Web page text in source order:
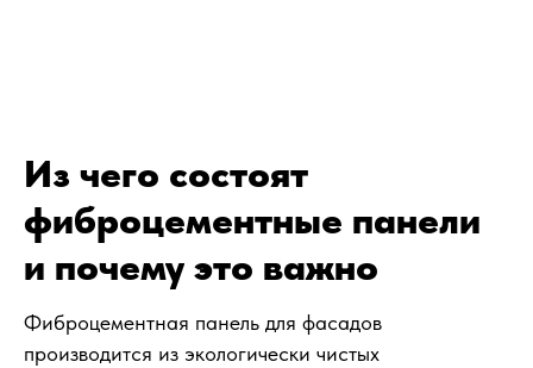
Из чего состоят
фиброцементные панели
и почему это важно
Фиброцементная панель для фасадов
производится из экологически чистых